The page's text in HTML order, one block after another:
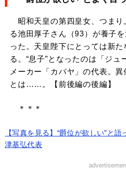
昭和天皇の第四皇女、つまり
る池田厚子さん（93）が養子
った。天皇陛下にとっては新
る。“息子”となったのは「ジュ
メーカー「カバヤ」の代表。
とは……。【前後編の後編】
＊＊＊
【写真を見る】“爵位が欲しい”と
津基弘代表